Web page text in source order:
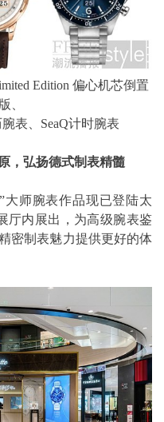
Edition 偏心机芯倒置
、
表、SeaQ计时腕表
，弘扬德式制表精髓
师腕表作品现已登陆太
厅内展出，为高级腕表鉴
密制表魅力提供更好的体